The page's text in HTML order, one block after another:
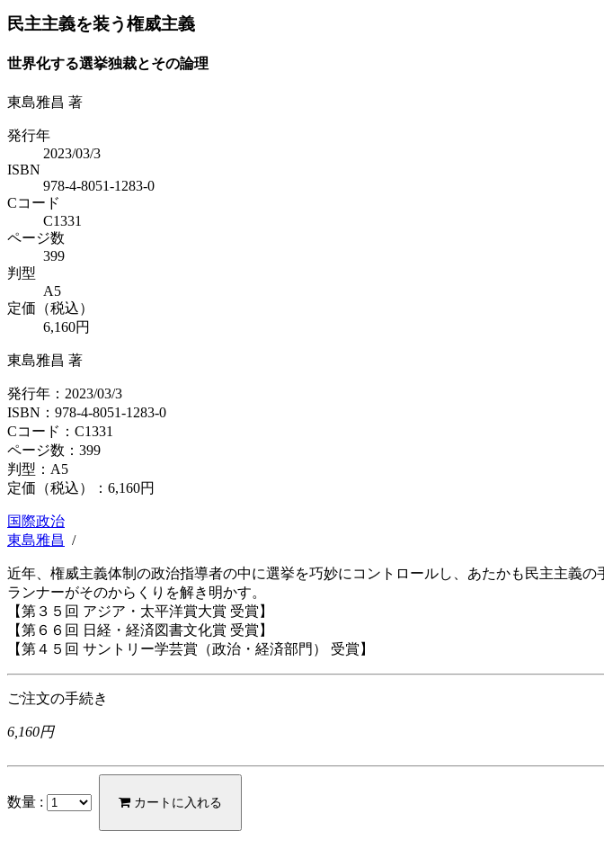
民主主義を装う権威主義
世界化する選挙独裁とその論理
東島雅昌 著
発行年
2023/03/3
ISBN
978-4-8051-1283-0
Cコード
C1331
ページ数
399
判型
A5
定価（税込）
6,160円
東島雅昌 著
発行年：2023/03/3
ISBN：978-4-8051-1283-0
Cコード：C1331
ページ数：399
判型：A5
定価（税込）： 6,160円
国際政治
東島雅昌 /
近年、権威主義体制の政治指導者の中に選挙を巧妙にコントロールし、あたかも民主主義
ランナーがそのからくりを解き明かす。
【第３５回 アジア・太平洋賞大賞 受賞】
【第６６回 日経・経済図書文化賞 受賞】
【第４５回 サントリー学芸賞（政治・経済部門） 受賞】
ご注文の手続き
6,160円
数量 : カートに入れる